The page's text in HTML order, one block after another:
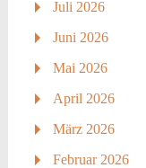
Juli 2026
Juni 2026
Mai 2026
April 2026
März 2026
Februar 2026